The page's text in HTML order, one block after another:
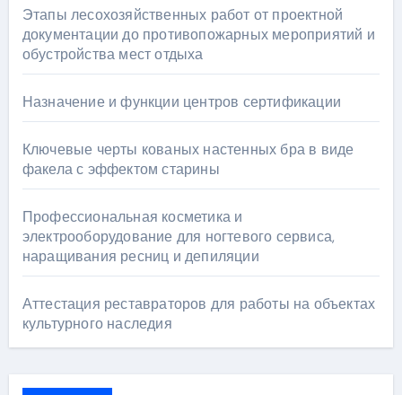
Этапы лесохозяйственных работ от проектной
документации до противопожарных мероприятий и
обустройства мест отдыха
Назначение и функции центров сертификации
Ключевые черты кованых настенных бра в виде
факела с эффектом старины
Профессиональная косметика и
электрооборудование для ногтевого сервиса,
наращивания ресниц и депиляции
Аттестация реставраторов для работы на объектах
культурного наследия